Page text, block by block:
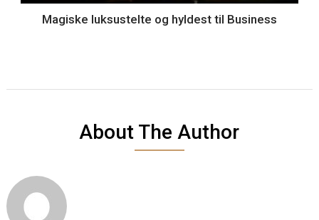
Magiske luksustelte og hyldest til Business
About The Author